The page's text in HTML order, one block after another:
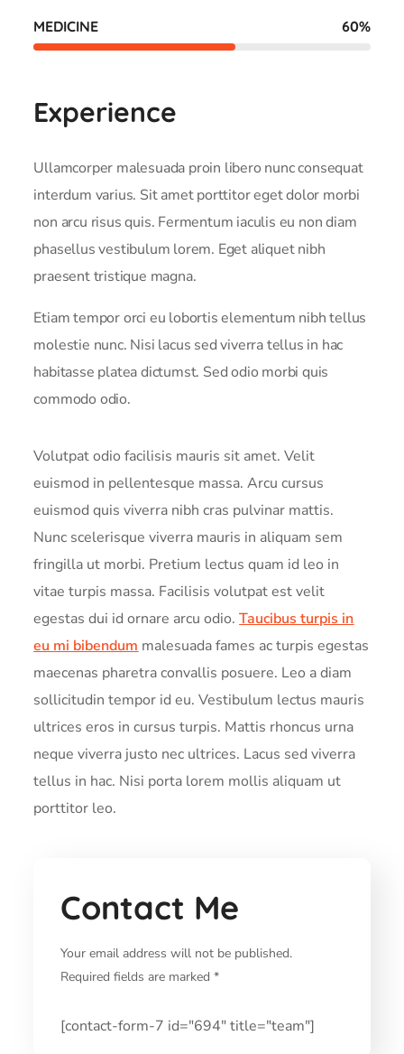
MEDICINE 60%
Experience
Ullamcorper malesuada proin libero nunc consequat
interdum varius. Sit amet porttitor eget dolor morbi
non arcu risus quis. Fermentum iaculis eu non diam
phasellus vestibulum lorem. Eget aliquet nibh
praesent tristique magna.
Etiam tempor orci eu lobortis elementum nibh tellus
molestie nunc. Nisi lacus sed viverra tellus in hac
habitasse platea dictumst. Sed odio morbi quis
commodo odio.
Volutpat odio facilisis mauris sit amet. Velit
euismod in pellentesque massa. Arcu cursus
euismod quis viverra nibh cras pulvinar mattis.
Nunc scelerisque viverra mauris in aliquam sem
fringilla ut morbi. Pretium lectus quam id leo in
vitae turpis massa. Facilisis volutpat est velit
egestas dui id ornare arcu odio.Taucibus turpis in
eu mi bibendum malesuada fames ac turpis egestas
maecenas pharetra convallis posuere. Leo a diam
sollicitudin tempor id eu. Vestibulum lectus mauris
ultrices eros in cursus turpis. Mattis rhoncus urna
neque viverra justo nec ultrices. Lacus sed viverra
tellus in hac. Nisi porta lorem mollis aliquam ut
porttitor leo.
Contact Me
Your email address will not be published.
Required fields are marked *
[contact-form-7 id="694" title="team"]